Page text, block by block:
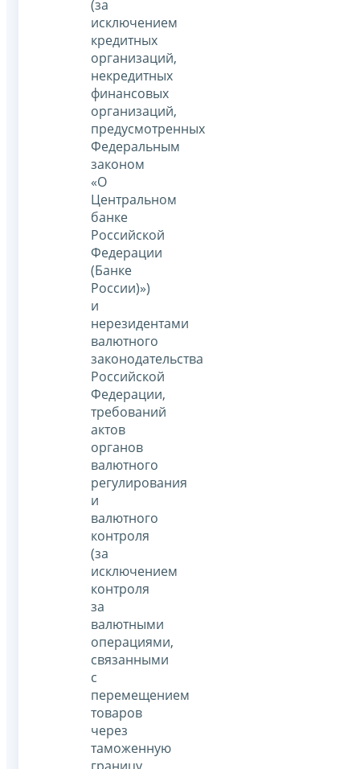
(за
исключением
кредитных
организаций,
некредитных
финансовых
организаций,
предусмотренных
Федеральным
законом
«О
Центральном
банке
Российской
Федерации
(Банке
России)»)
и
нерезидентами
валютного
законодательства
Российской
Федерации,
требований
актов
органов
валютного
регулирования
и
валютного
контроля
(за
исключением
контроля
за
валютными
операциями,
связанными
с
перемещением
товаров
через
таможенную
границу